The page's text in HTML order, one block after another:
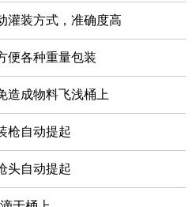
灌装方式，准确度高
便各种重量包装
造成物料飞浅桶上
枪自动提起
头自动提起